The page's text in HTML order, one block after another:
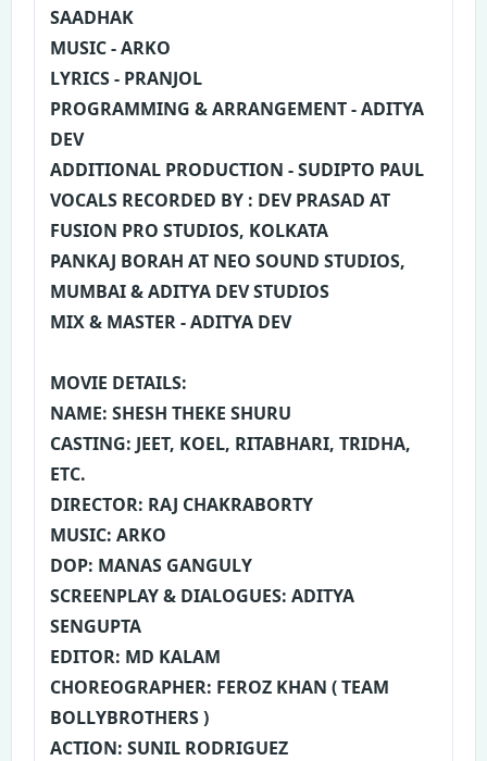
SAADHAK
MUSIC - ARKO
LYRICS - PRANJOL
PROGRAMMING & ARRANGEMENT - ADITYA
DEV
ADDITIONAL PRODUCTION - SUDIPTO PAUL
VOCALS RECORDED BY : DEV PRASAD AT
FUSION PRO STUDIOS, KOLKATA
PANKAJ BORAH AT NEO SOUND STUDIOS,
MUMBAI & ADITYA DEV STUDIOS
MIX & MASTER - ADITYA DEV
MOVIE DETAILS:
NAME: SHESH THEKE SHURU
CASTING: JEET, KOEL, RITABHARI, TRIDHA,
ETC.
DIRECTOR: RAJ CHAKRABORTY
MUSIC: ARKO
DOP: MANAS GANGULY
SCREENPLAY & DIALOGUES: ADITYA
SENGUPTA
EDITOR: MD KALAM
CHOREOGRAPHER: FEROZ KHAN ( TEAM
BOLLYBROTHERS )
ACTION: SUNIL RODRIGUEZ